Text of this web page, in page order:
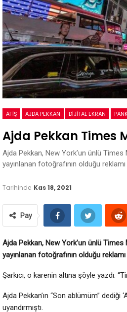
AFIŞ AJDA PEKKAN DIJITAL EKRAN
Ajda Pekkan Times
Ajda Pekkan, New York’un ünlü Times
yayınlanan fotoğrafının olduğu
Tarihinde Kas 18, 2021
Pay
Ajda Pekkan, New York’un ünlü Times
yayınlanan fotoğrafının olduğu
Şarkıcı, o karenin altına şöyle yazdı:
Ajda Pekkan’ın “Son ablümüm” dediği
uyandırmıştı.